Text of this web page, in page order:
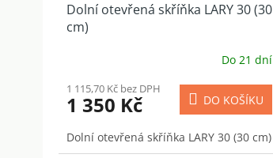
Dolní otevřená skříňka LARY 30 (30
cm)
Do 21 dní
1 115,70 Kč bez DPH
1 350 Kč DO KOŠÍKU
Dolní otevřená skříňka LARY 30 (30 cm)